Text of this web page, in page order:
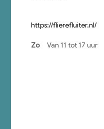
https://flierefluiter.nl/
Zo Van 11 tot 17 uur